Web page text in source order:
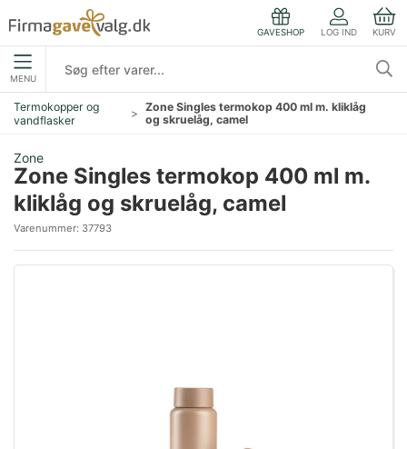
GAVESHOP LOG IND KURV
MENU
Termokopper og
vandflasker
Zone Singles termokop 400 ml m. kliklåg
og skruelåg, camel
Zone
Zone Singles termokop 400 ml m.
kliklåg og skruelåg, camel
Varenummer: 37793